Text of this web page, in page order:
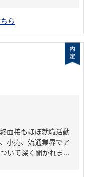
ら
面接もほぼ就職活動
小売、流通業界でア
いて深く聞かれま...